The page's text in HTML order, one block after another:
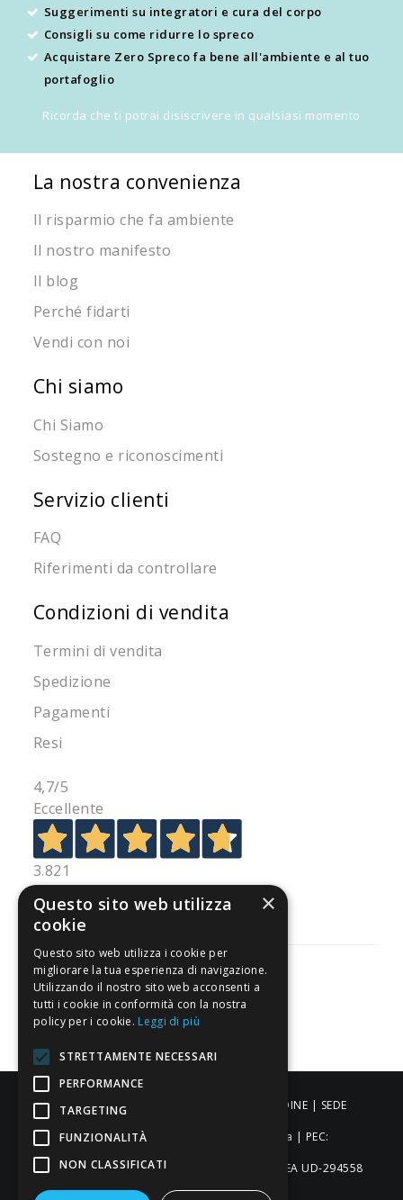
Suggerimenti su integratori e cura del corpo
Consigli su come ridurre lo spreco
Acquistare Zero Spreco fa bene all'ambiente e al tuo
portafoglio
Ricorda che ti potrai disiscrivere in qualsiasi momento
La nostra convenienza
Il risparmio che fa ambiente
Il nostro manifesto
Il blog
Perché fidarti
Vendi con noi
Chi siamo
Chi Siamo
Sostegno e riconoscimenti
Servizio clienti
FAQ
Riferimenti da controllare
Condizioni di vendita
Termini di vendita
Spedizione
Pagamenti
Resi
4,7/5
Eccellente
3.821
Recensioni
Pagamenti sicuri
ALDIGIÙ S.R.L. | Via Cortazzis 15 33100 - UDINE | SEDE
OPERATIVA: Via del Progresso 3 - Padova | PEC:
aldigiusrl@pec.it | C.F. e P.IVA 02873920306 REA UD-294558
×
Questo sito web utilizza
cookie
Questo sito web utilizza i cookie per
migliorare la tua esperienza di navigazione.
Utilizzando il nostro sito web acconsenti a
tutti i cookie in conformità con la nostra
policy per i cookie. Leggi di più
STRETTAMENTE NECESSARI
PERFORMANCE
TARGETING
FUNZIONALITÀ
NON CLASSIFICATI